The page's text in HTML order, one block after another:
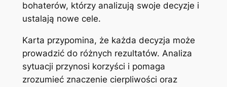
bohaterów, którzy analizują swoje decyzje i
ustalają nowe cele.
Karta przypomina, że każda decyzja może
prowadzić do różnych rezultatów. Analiza
sytuacji przynosi korzyści i pomaga
zrozumieć znaczenie cierpliwości oraz